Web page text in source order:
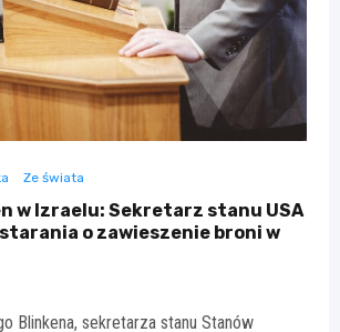
Ze świata
w Izraelu: Sekretarz stanu USA
o zawieszenie broni w
Blinkena, sekretarza stanu Stanów